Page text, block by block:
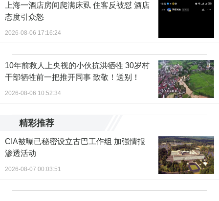
上海一酒店房间爬满床虱 住客反被怼 酒店
态度引众怒
2026-08-06 17:16:24
10年前救人上央视的小伙抗洪牺牲 30岁村
干部牺牲前一把推开同事 致敬！送别！
2026-08-06 10:52:34
精彩推荐
CIA被曝已秘密设立古巴工作组 加强情报
渗透活动
2026-08-07 00:03:51